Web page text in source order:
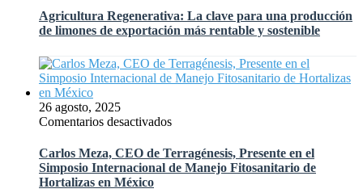
la
rentabilidad?
Regenerativa:
La
para
una
producción
de
más
rentable
Agricultura Regenerativa: La clave para una producción
de limones de exportación más rentable y sostenible
26 agosto, 2025
Comentarios desactivadosen
Meza,
CEO
Carlos Meza, CEO de Terragénesis, Presente en el
Simposio Internacional de Manejo Fitosanitario de
Hortalizas en México